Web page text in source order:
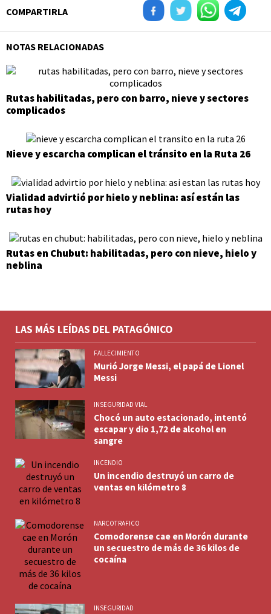
COMPARTIRLA
NOTAS RELACIONADAS
Rutas habilitadas, pero con barro, nieve y sectores
complicados
Nieve y escarcha complican el tránsito en la Ruta 26
Vialidad advirtió por hielo y neblina: así están las
rutas hoy
Rutas en Chubut: habilitadas, pero con nieve, hielo y
neblina
LAS MÁS LEÍDAS DEL PATAGÓNICO
FALLECIMIENTO
Murió Jorge Messi, el papá de Lionel
Messi
INSEGURIDAD VIAL
Chocó un auto estacionado, intentó
escapar y dio 1,72 de alcohol en
sangre
INCENDIO
Un incendio destruyó un carro de
ventas en kilómetro 8
NARCOTRAFICO
Comodorense cae en Morón durante
un secuestro de más de 36 kilos de
cocaína
INSEGURIDAD